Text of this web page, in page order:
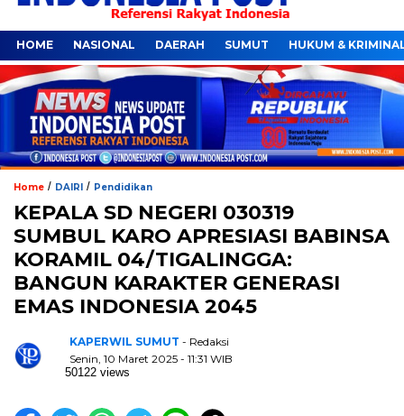
HOME NASIONAL DAERAH SUMUT HUKUM &
Home / DAIRI / Pendidikan
KEPALA SD NEGERI 030319
SUMBUL KARO APRESIASI BABINSA
KORAMIL 04/TIGALINGGA:
BANGUN KARAKTER GENERASI
EMAS INDONESIA 2045
KAPERWIL SUMUT - Redaksi
Senin, 10 Maret 2025 - 11:31 WIB
50122 views